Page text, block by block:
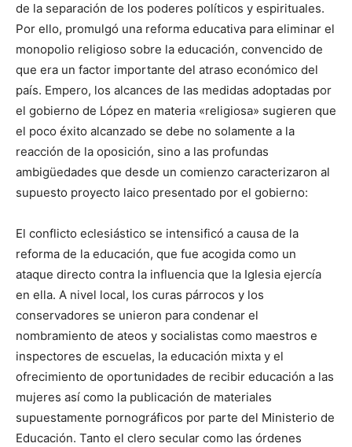
de la separación de los poderes políticos y espirituales.
Por ello, promulgó una reforma educativa para eliminar el
monopolio religioso sobre la educación, convencido de
que era un factor importante del atraso económico del
país. Empero, los alcances de las medidas adoptadas por
el gobierno de López en materia «religiosa» sugieren que
el poco éxito alcanzado se debe no solamente a la
reacción de la oposición, sino a las profundas
ambigüedades que desde un comienzo caracterizaron al
supuesto proyecto laico presentado por el gobierno:
El conflicto eclesiástico se intensificó a causa de la
reforma de la educación, que fue acogida como un
ataque directo contra la influencia que la Iglesia ejercía
en ella. A nivel local, los curas párrocos y los
conservadores se unieron para condenar el
nombramiento de ateos y socialistas como maestros e
inspectores de escuelas, la educación mixta y el
ofrecimiento de oportunidades de recibir educación a las
mujeres así como la publicación de materiales
supuestamente pornográficos por parte del Ministerio de
Educación. Tanto el clero secular como las órdenes